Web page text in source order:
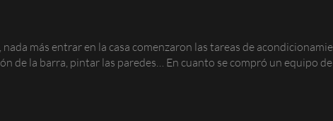
más entrar en la casa comenzaron las tareas de
de la barra, pintar las paredes… En cuanto se compró un equipo